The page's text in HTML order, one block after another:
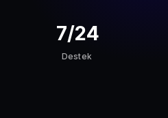
7/24
Destek